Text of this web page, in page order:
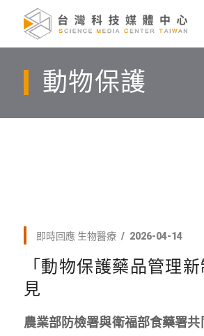
動物保護
即時回應 生物醫療 2026-04-14
「動物保護藥品管理
見
農業部防檢署與衛福部食藥署共